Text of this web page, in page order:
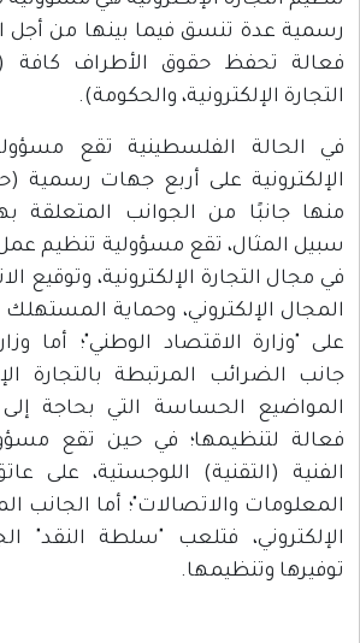
رسمية عدة تنسق فيما بينها من أجل
فعالة تحفظ حقوق الأطراف كافة
التجارة الإلكترونية، والحكومة).
في الحالة الفلسطينية تقع
الإلكترونية على أربع جهات
منها جانبًا من الجوانب المتعلقة
سبيل المثال، تقع مسؤولية تنظيم
في مجال التجارة الإلكترونية، وتوقيع
المجال الإلكتروني، وحماية
على "وزارة الاقتصاد الوطني"؛ أما
جانب الضرائب المرتبطة بالتجارة
المواضيع الحساسة التي بحاجة
فعالة لتنظيمها؛ في حين تقع
الفنية (التقنية) اللوجستية، على
المعلومات والاتصالات"؛ أما الجانب
الإلكتروني، فتلعب "سلطة النقد"
توفيرها وتنظيمها.